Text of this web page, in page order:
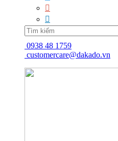


0938 48 1759
customercare@dakado.vn